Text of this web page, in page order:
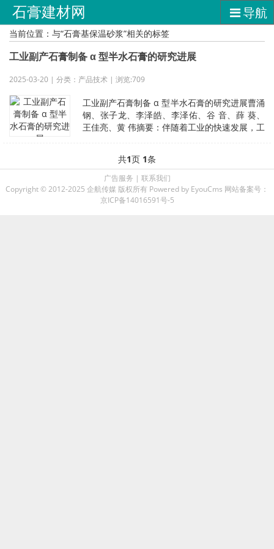
石膏建材网 导航
当前位置：与“石膏基保温砂浆”相关的标签
工业副产石膏制备 α 型半水石膏的研究进展
2025-03-20 | 分类：产品技术 | 浏览:709
工业副产石膏制备 α 型半水石膏的研究进展曹涌
钢、张子龙、李泽皓、李泽佑、谷 音、薛 葵、
王佳亮、黄 伟摘要：伴随着工业的快速发展，工
共1页 1条
广告服务 | 联系我们
Copyright © 2012-2025 企航传媒 版权所有 Powered by EyouCms 网站备案号：
京ICP备14016591号-5